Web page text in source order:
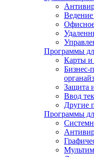
Ведение
Программы
Карты и
Бизнес-
Защита
Ввод
Другие
Программы